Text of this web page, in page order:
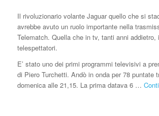
Il rivoluzionario volante Jaguar quello che si
avrebbe avuto un ruolo importante nella
Telematch. Quella che in tv, tanti anni addietro,
telespettatori.
E’ stato uno dei primi programmi televisivi a
di Piero Turchetti. Andò in onda per 78 puntate
domenica alle 21,15. La prima datava 6 …